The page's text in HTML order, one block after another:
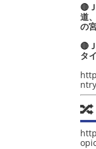
🔴
道
の
🔴
タ